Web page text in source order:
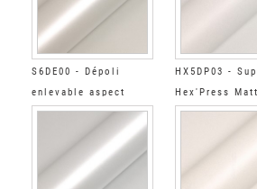
S6DE00 - Dépoli
enlevable aspect
verre
HX5DP03 -
Hex'Press
Glitzereff